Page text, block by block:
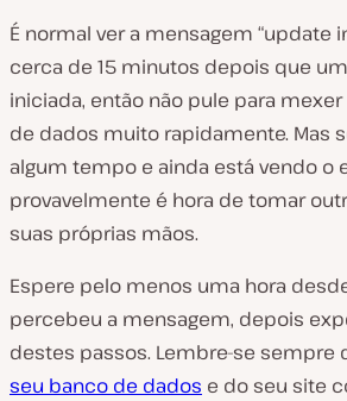
É normal ver a mensagem “update
cerca de 15 minutos depois que
iniciada, então não pule para
de dados muito rapidamente. Mas
algum tempo e ainda está vendo o
provavelmente é hora de tomar
suas próprias mãos.
Espere pelo menos uma hora
percebeu a mensagem, depois
destes passos. Lembre-se sempre
seu banco de dados e do seu site